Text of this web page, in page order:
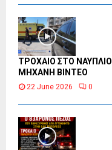
ΤΡΟΧΑΙΟ ΣΤΟ
ΜΗΧΑΝΗ ΒΙΝΤΕΟ
22 June 2026 0